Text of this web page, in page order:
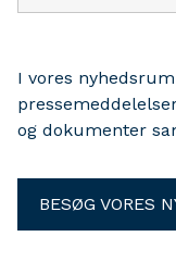
I vores
og dokumenter
BESØG VORES